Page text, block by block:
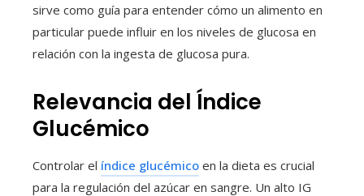
sirve como guía para entender cómo un alimento en
particular puede influir en los niveles de glucosa en
relación con la ingesta de glucosa pura.
Relevancia del Índice
Glucémico
Controlar el índice glucémico en la dieta es crucial
para la regulación del azúcar en sangre. Un alto IG